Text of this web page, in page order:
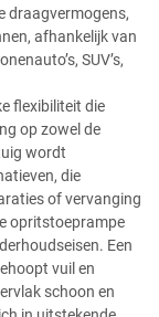
draagvermogens,
afhankelijk van
SUV’s,
flexibiliteit die
op zowel de
wordt
die
of vervanging
opritstoeprampe
Een
vuil en
schoon en